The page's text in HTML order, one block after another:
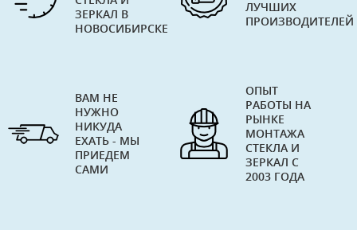
ЗЕРКАЛ В
НОВОСИБИРСКЕ
ЛУЧШИХ
ПРОИЗВОДИТЕЛЕЙ
ВАМ НЕ
НУЖНО
НИКУДА
ЕХАТЬ - МЫ
ПРИЕДЕМ
САМИ
ОПЫТ
РАБОТЫ НА
РЫНКЕ
МОНТАЖА
СТЕКЛА И
ЗЕРКАЛ С
2003 ГОДА